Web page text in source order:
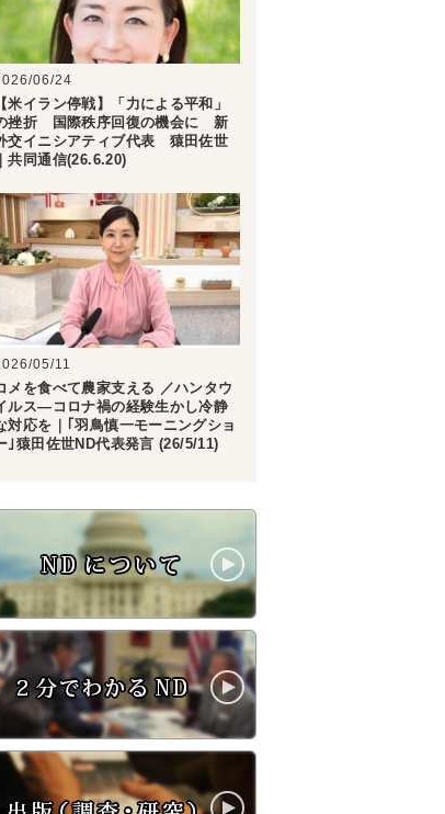
06/24
【米イラン停戦】「力による平和」
挫折 国際秩序回復の機会に 新
交イニシアティブ代表 猿田佐世
｜共同通信(26.6.20)
05/11
メを食べて農家支える ／ハンタウ
ルス―コロナ禍の経験生かし冷静
対応を｜｢羽鳥慎一モーニングショ
｣猿田佐世ND代表発言 (26/5/11)